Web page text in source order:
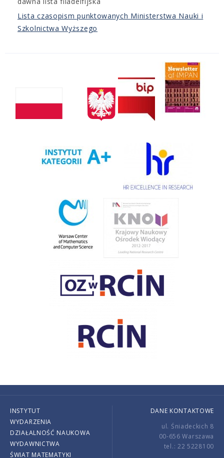
Lista czasopism punktowanych Ministerstwa Nauki i
Szkolnictwa Wyższego
INSTYTUT
WYDARZENIA
DZIAŁALNOŚĆ NAUKOWA
WYDAWNICTWA
ŚWIAT MATEMATYKI
DANE KONTAKTOWE
ul. Śniadeckich 8
00-656 Warszawa
tel.: 22 5228100